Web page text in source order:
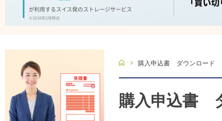
ホーム購入申込書 ダウンロード
購入申込書